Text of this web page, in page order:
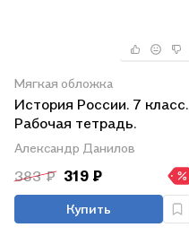
Мягкая обложка
История России. 7 класс.
Рабочая тетрадь.
Учебное пособие для
общеобразовательных
организаций
Александр Данилов
383 ₽ 319 ₽
Купить